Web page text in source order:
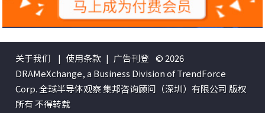
关于我们 | 使用条款 | 广告刊登 © 2026
DRAMeXchange, a Business Division of TrendForce
Corp. 全球半导体观察 集邦咨询顾问（深圳）有限公司 版权
所有 不得转载